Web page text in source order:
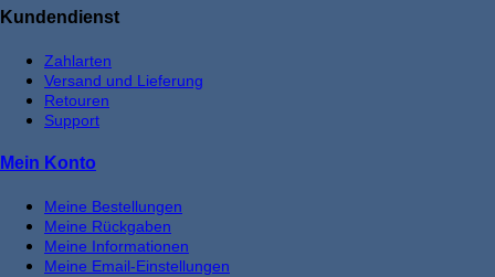
Kundendienst
Zahlarten
Versand und Lieferung
Retouren
Support
Mein Konto
Meine Bestellungen
Meine Rückgaben
Meine Informationen
Meine Email-Einstellungen